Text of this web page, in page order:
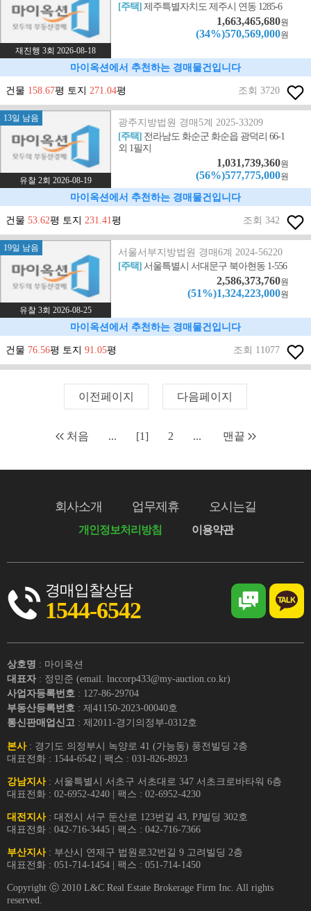
재진행 3회 2026-08-18
[주택]제주특별자치도 제주시 연동 1285-6
1,663,465,680원
(34%)570,569,000원
마이옥션에서 추천하는 경매물건입니다
건물 158.67평 토지 271.04평 조회 3720
13일 남음
유찰 2회 2026-08-19
광주지방법원 경매5계 2025-33209
[주택] 전라남도 화순군 화순읍 광덕리 66-1
외 1필지
1,031,739,360원
(56%)577,775,000원
마이옥션에서 추천하는 경매물건입니다
건물 53.62평 토지 231.41평 조회 342
19일 남음
유찰 3회 2026-08-25
서울서부지방법원 경매6계 2024-56220
[주택]서울특별시 서대문구 북아현동 1-556
2,586,373,760원
(51%)1,324,223,000원
마이옥션에서 추천하는 경매물건입니다
건물 76.56평 토지 91.05평 조회 11077
이전페이지 다음페이지
처음 ... [1] 2 ... 맨끝
회사소개 업무제휴 오시는길
개인정보처리방침 이용약관
경매입찰상담
1544-6542
상호명 : 마이옥션
대표자 : 정민준 (email. lnccorp433@my-auction.co.kr)
사업자등록번호 : 127-86-29704
부동산등록번호 : 제41150-2023-00040호
통신판매업신고 : 제2011-경기의정부-0312호
본사: 경기도 의정부시 녹양로 41 (가능동) 풍전빌딩 2층
대표전화 : 1544-6542 | 팩스 : 031-826-8923
강남지사: 서울특별시 서초구 서초대로 347 서초크로바타워 6층
대표전화 : 02-6952-4240 | 팩스 : 02-6952-4230
대전지사: 대전시 서구 둔산로 123번길 43, PJ빌딩 302호
대표전화 : 042-716-3445 | 팩스 : 042-716-7366
부산지사: 부산시 연제구 법원로32번길 9 고려빌딩 2층
대표전화 : 051-714-1454 | 팩스 : 051-714-1450
Copyright ⓒ 2010 L&C Real Estate Brokerage Firm Inc. All rights
reserved.